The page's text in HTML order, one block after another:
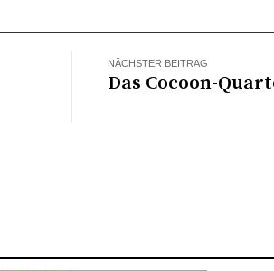
NÄCHSTER BEITRAG
Das Cocoon-